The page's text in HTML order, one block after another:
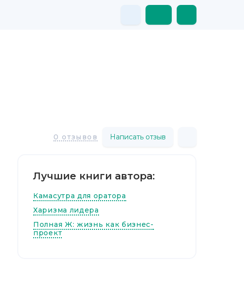
0 отзывов Написать отзыв
Лучшие книги автора:
Камасутра для оратора
Харизма лидера
Полная Ж: жизнь как бизнес-
проект